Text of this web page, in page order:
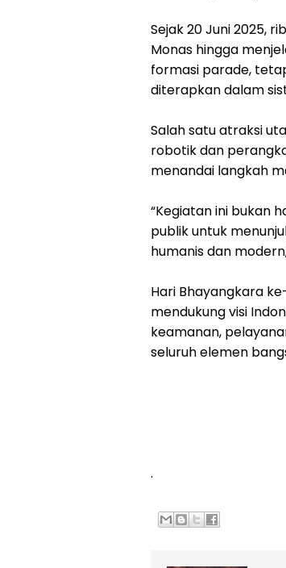
Sejak 20 Juni 2025,
Monas hingga
formasi parade,
diterapkan dalam
Salah satu atraksi
robotik dan
menandai langkah
“Kegiatan ini bukan
publik untuk
humanis dan
Hari Bhayangkara
mendukung visi
keamanan,
seluruh elemen
.